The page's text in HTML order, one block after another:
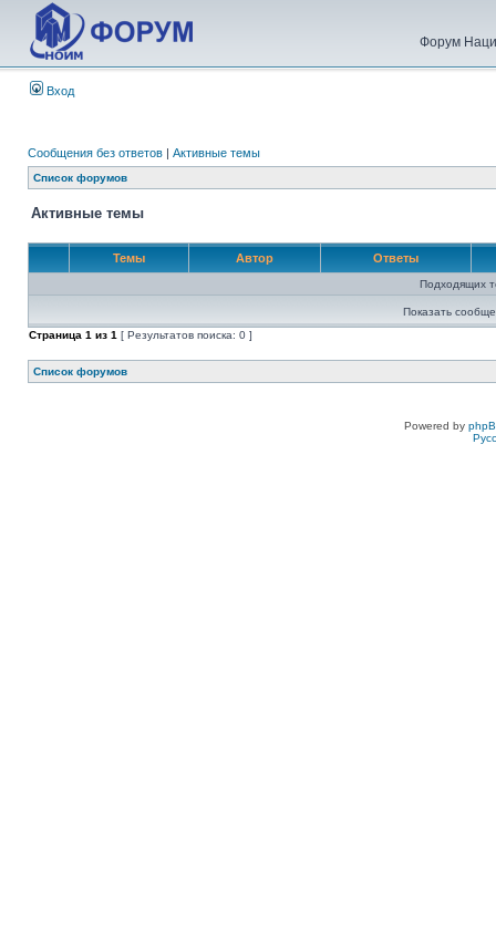
Форум
Вход
Сообщения без ответов | Активные темы
Список форумов
Активные темы
Темы Автор Ответы
Подходящих
Показать
Страница 1 из 1 [ Результатов поиска: 0 ]
Список форумов
Powered by